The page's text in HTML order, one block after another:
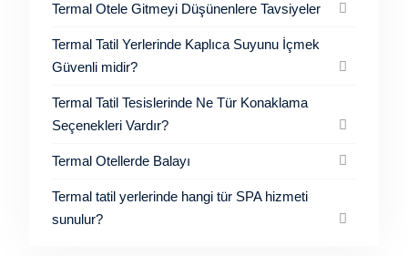
Termal Otele Gitmeyi Düşünenlere Tavsiyeler
Termal Tatil Yerlerinde Kaplıca Suyunu İçmek
Güvenli midir?
Termal Tatil Tesislerinde Ne Tür Konaklama
Seçenekleri Vardır?
Termal Otellerde Balayı
Termal tatil yerlerinde hangi tür SPA hizmeti
sunulur?